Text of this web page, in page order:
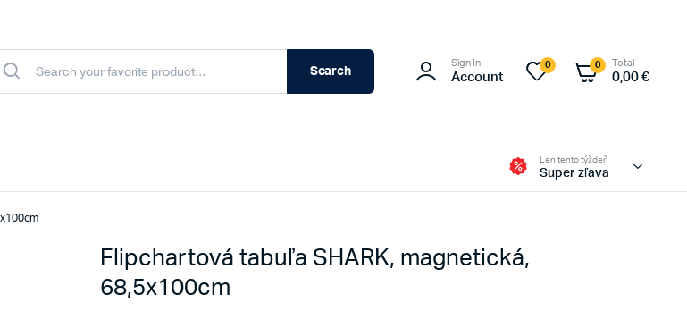
Search
Sign In
Account
0 0 Total
0,00€
Len tento týždeň
Super zľava
Flipchartová tabuľa SHARK, magnetická,
68,5x100cm